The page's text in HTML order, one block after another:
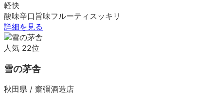
軽快
酸味辛口 旨味フルーティ スッキリ
詳細を見る
人気 22位
雪の茅舎
秋田県 / 齋彌酒造店